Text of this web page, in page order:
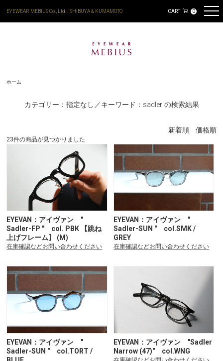
EYEWEAR MEBIUS Co., Ltd. | SHIBUYA & KUMAMOTO CART 0
ホーム
カテゴリー：指定なし／キーワード：sadler の検索結果
新着順 価格順
23件の商品が見つかりました
EYEVAN：アイヴァン "
Sadler-FP " col. PBK 【跳ね
上げフレーム】 (M)
在庫確認などお問い合わせください
EYEVAN：アイヴァン "
Sadler-SUN " col.SMK /
GREY
在庫確認などお問い合わせください
EYEVAN：アイヴァン "
Sadler-SUN " col.TORT /
EYEVAN：アイヴァン "Sadler
Narrow (47)" col.WNG